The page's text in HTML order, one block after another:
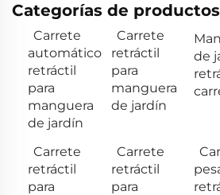
Categorías de
Carrete
automático
retráctil
para
manguera
de jardín
Carrete
retráctil
para
manguera
de jardín
de
Carrete
retráctil
para
Carrete
retráctil
para